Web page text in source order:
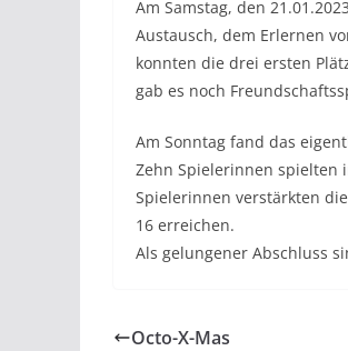
Am Samstag, den
Austausch, dem Erlernen
konnten die drei ersten
gab es noch
Am Sonntag fand das
Zehn Spielerinnen spielten
Spielerinnen verstärkten
16 erreichen.
Als gelungener Abschluss
Octo-X-Mas